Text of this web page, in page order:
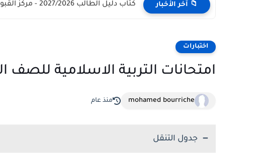
📁 آخر الأخبار كتاب دليل الطالب 2027/2026 - مركز القبول الموحد وزارة التعليم...
اختبارات
امتحانات التربية الاسلامية للصف
mohamed bourriche منذ عام
جدول التنقل